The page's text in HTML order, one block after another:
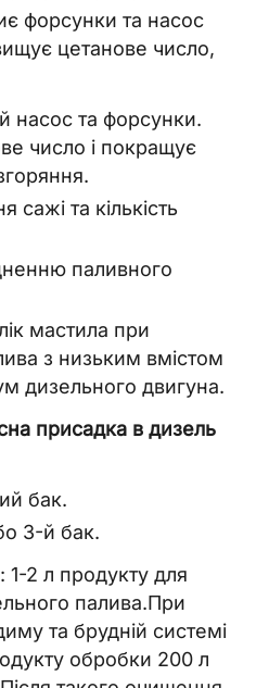
форсунки та насос
цетанове число,
насос та форсунки.
число і покращує
та кількість
паливного
мастила при
з низьким вмістом
дизельного двигуна.
присадка в дизель
бак.
3-й бак.
2 л продукту для
палива.При
та брудній системі
обробки 200 л